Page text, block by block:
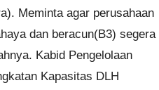
Meminta agar perusahaan
dan beracun(B3) segera
Kabid Pengelolaan
Kapasitas DLH